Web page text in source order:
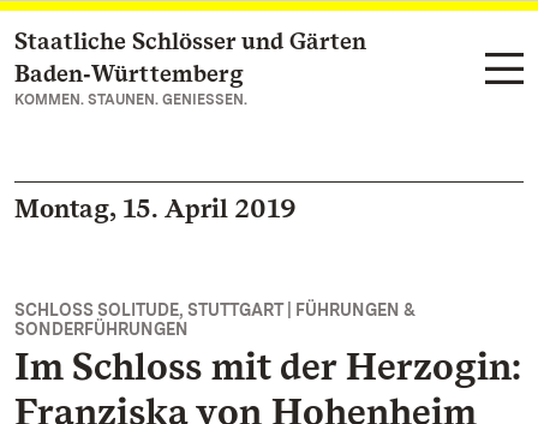
Zum Hauptinhalt springen
Staatliche Schlösser und Gärten
Baden‑Württemberg
KOMMEN. STAUNEN. GENIESSEN.
Montag, 15. April 2019
SCHLOSS SOLITUDE, STUTTGART | FÜHRUNGEN &
SONDERFÜHRUNGEN
Im Schloss mit der Herzogin:
Franziska von Hohenheim